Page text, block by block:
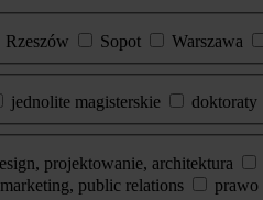
Rzeszów Sopot Warszawa
jednolite magisterskie doktoraty
projektowanie, architektura
marketing, public relations prawo